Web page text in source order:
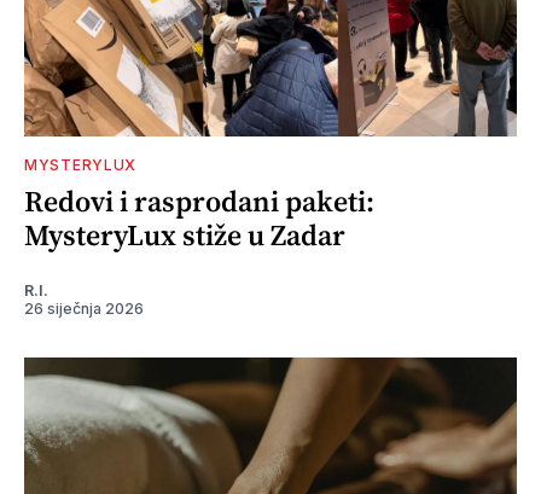
MYSTERYLUX
Redovi i rasprodani paketi:
MysteryLux stiže u Zadar
R.I.
26 siječnja 2026